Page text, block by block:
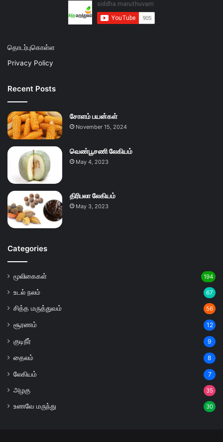
தொடர்புகொள்ள
Privacy Policy
Recent Posts
சோளம் பயன்கள்
November 15, 2024
வெண்பூசணி லேகியம்
May 4, 2023
திரிபலா லேகியம்
May 3, 2023
Categories
மூலிகைகள் 194
உடல் நலம் 67
சித்த மருத்துவம் 56
சூரணம் 12
குடிநீர் 9
தைலம் 8
லேகியம் 7
அழகு 35
உணவே மருந்து 30